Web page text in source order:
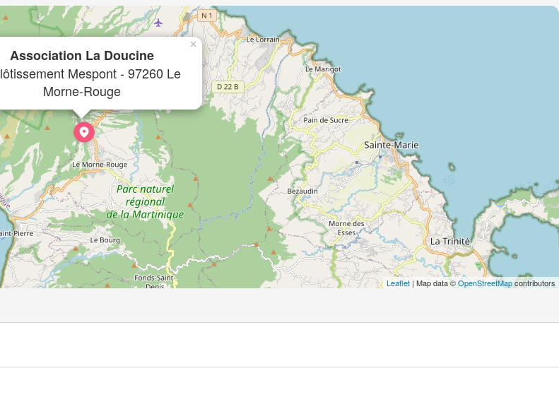
Association La Doucine
Mespont - 97260 Le
Morne-Rouge
×
Leaflet | Map data ©OpenStreetMapcontributors